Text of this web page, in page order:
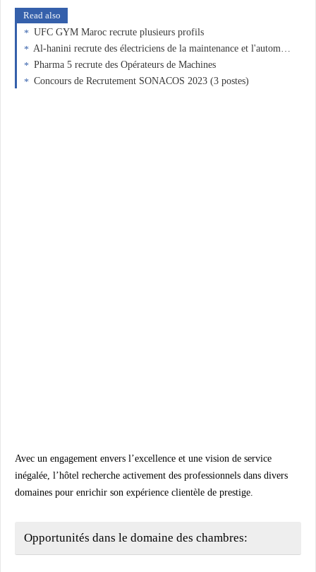
Read also
UFC GYM Maroc recrute plusieurs profils
Al-hanini recrute des électriciens de la maintenance et l'automatisation industrielle
Pharma 5 recrute des Opérateurs de Machines
Concours de Recrutement SONACOS 2023 (3 postes)
Avec un engagement envers l’excellence et une vision de service
inégalée, l’hôtel recherche activement des professionnels dans divers
domaines pour enrichir son expérience clientèle de prestige.
Opportunités dans le domaine des chambres: